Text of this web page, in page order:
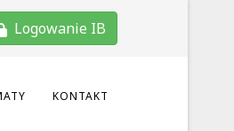
Logowanie IB
KONTAKT